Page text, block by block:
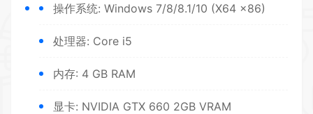
操作系统: Windows 7/8/8.1/10 (X64 x86)
处理器: Core i5
内存: 4 GB RAM
显卡: NVIDIA GTX 660 2GB VRAM